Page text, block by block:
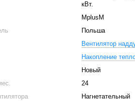
кВт.
MplusM
Польша
Вентилятор
Накопление
Новый
24
Нагнетательный